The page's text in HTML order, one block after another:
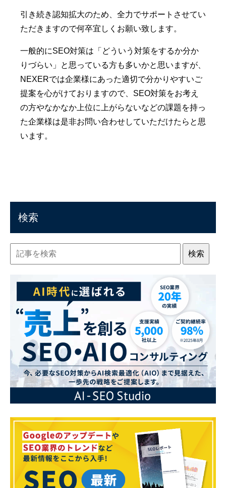
引き続き認知拡大のため、全力でサポートさせてい
ただきますので何卒宜しくお願い致します。
一般的にSEO対策は「どういう対策をするか分か
りづらい」と思っている方も多いかと思いますが、
NEXERでは企業様にあった適切で分かりやすいご
提案を心がけておりますので、SEO対策をお考え
の方やなかなか上位に上がらないなどの課題を持っ
た企業様は是非お問い合わせしていただけたらと思
います。
検索
検索